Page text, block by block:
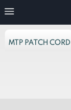
MTP PATCH CORD